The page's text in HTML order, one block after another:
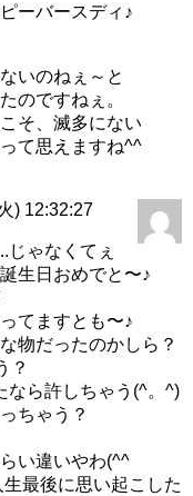
ーバースディ♪
いのねぇ～と
のですねぇ。
そ、滅多にない
て思えますね^^
) 12:32:27
ゃなくてぇ
生日おめでと〜♪
てますとも〜♪
物だったのかしら？
？
ら許しちゃう(^。^)
ちゃう？
い違いやわ(^^ゞ
最後に思い起こした